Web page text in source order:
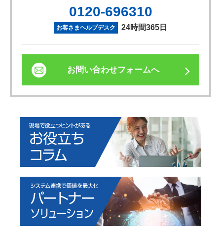
0120-696310
お客さまヘルプデスク 24時間365日
お問い合わせフォームへ